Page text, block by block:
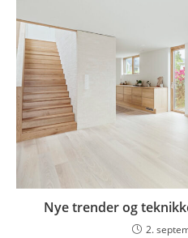
Nye trender og
2.